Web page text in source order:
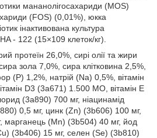
мананолігосахариди (MOS)
(FOS) (0,01%), юкка
інактивована культура
- 122 (15×109 клеток/кг).
протеїн 26,0%, сирі олії та жири
зола 7,0%, сира клітковина 2,5%,
(P) 1,2%, натрій (Na) 0,5%, вітамін
D3 (3a671) 1.500 МО, вітамін Е
(3a890) 700 мг, ніацинамід
0,5 мг, цинк (Zn) (3b606) 100 мг,
марганець (Mn) (3b504) 40 мг, йод
(3b406) 15 мг, селен (Se) (3b810)